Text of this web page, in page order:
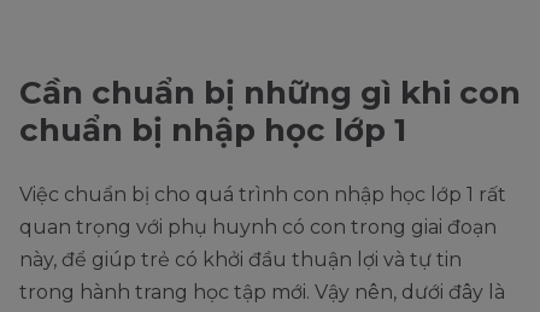
Cần chuẩn bị những gì khi con
chuẩn bị nhập học lớp 1
Việc chuẩn bị cho quá trình con nhập học lớp 1 rất
quan trọng với phụ huynh có con trong giai đoạn
này, để giúp trẻ có khởi đầu thuận lợi và tự tin
trong hành trang học tập mới. Vậy nên, dưới đây là